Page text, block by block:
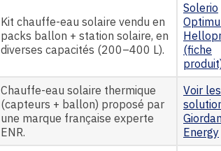
Kit chauffe-eau solaire vendu en
packs ballon + station solaire, en
diverses capacités (200–400 L).
Solerio
(fiche
Chauffe-eau solaire thermique
(capteurs + ballon) proposé par
une marque française experte
ENR.
Voir les
Energy